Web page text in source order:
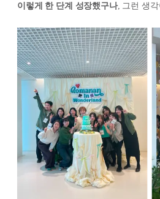
이렇게 한 단계 성장했구나, 그런 생각